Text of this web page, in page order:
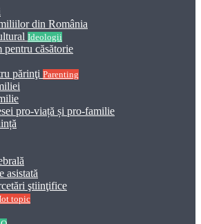
din România
Ideologii
pentru căsătorie
părinţi Parenting
pro-viață și pro-familie
asistată
ştiinţifice
topic